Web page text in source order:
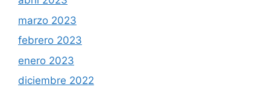
marzo 2023
febrero 2023
enero 2023
diciembre 2022